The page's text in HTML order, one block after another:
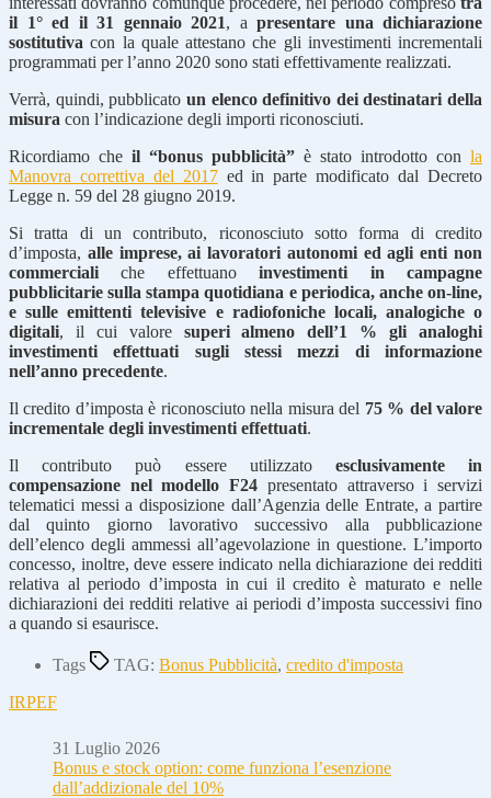
il 1° ed il 31 gennaio 2021, a presentare una dichiarazione
sostitutiva con la quale attestano che gli investimenti incrementali
programmati per l’anno 2020 sono stati effettivamente realizzati.
Verrà, quindi, pubblicato un elenco definitivo dei destinatari della
misura con l’indicazione degli importi riconosciuti.
Ricordiamo che il “bonus pubblicità” è stato introdotto con la
Manovra correttiva del 2017ed in parte modificato dal Decreto
Legge n. 59 del 28 giugno 2019.
Si tratta di un contributo, riconosciuto sotto forma di credito
d’imposta, alle imprese, ai lavoratori autonomi ed agli enti non
commerciali che effettuanoinvestimenti in campagne
pubblicitarie sulla stampa quotidiana e periodica, anche on-line,
e sulle emittenti televisive e radiofoniche locali, analogiche o
digitali, il cui valore superi almeno dell’1 % gli analoghi
investimenti effettuati sugli stessi mezzi di informazione
nell’anno precedente.
Il credito d’imposta è riconosciuto nella misura del 75 % del valore
incrementale degli investimenti effettuati.
Il contributo può essere utilizzato esclusivamente in
compensazione nel modello F24 presentato attraverso i servizi
telematici messi a disposizione dall’Agenzia delle Entrate, a partire
dal quinto giorno lavorativo successivo alla pubblicazione
dell’elenco degli ammessi all’agevolazione in questione. L’importo
concesso, inoltre, deve essere indicato nella dichiarazione dei redditi
relativa al periodo d’imposta in cui il credito è maturato e nelle
dichiarazioni dei redditi relative ai periodi d’imposta successivi fino
a quando si esaurisce.
Tags TAG: Bonus Pubblicità, credito d'imposta
IRPEF
31 Luglio 2026
Bonus e stock option: come funziona l’esenzione
dall’addizionale del 10%